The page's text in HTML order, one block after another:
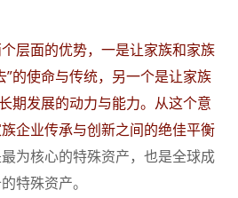
层面的优势，一是让家族和家族
”的使命与传统，另一个是让家族
期发展的动力与能力。从这个意
企业传承与创新之间的绝佳平衡
为核心的特殊资产，也是全球成
特殊资产。